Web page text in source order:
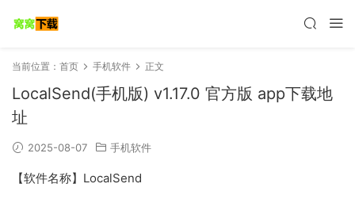
当前位置： 首页 手机软件 正文
LocalSend(手机版) v1.17.0 官方版 app下载地
址
2025-08-07 手机软件
【软件名称】LocalSend